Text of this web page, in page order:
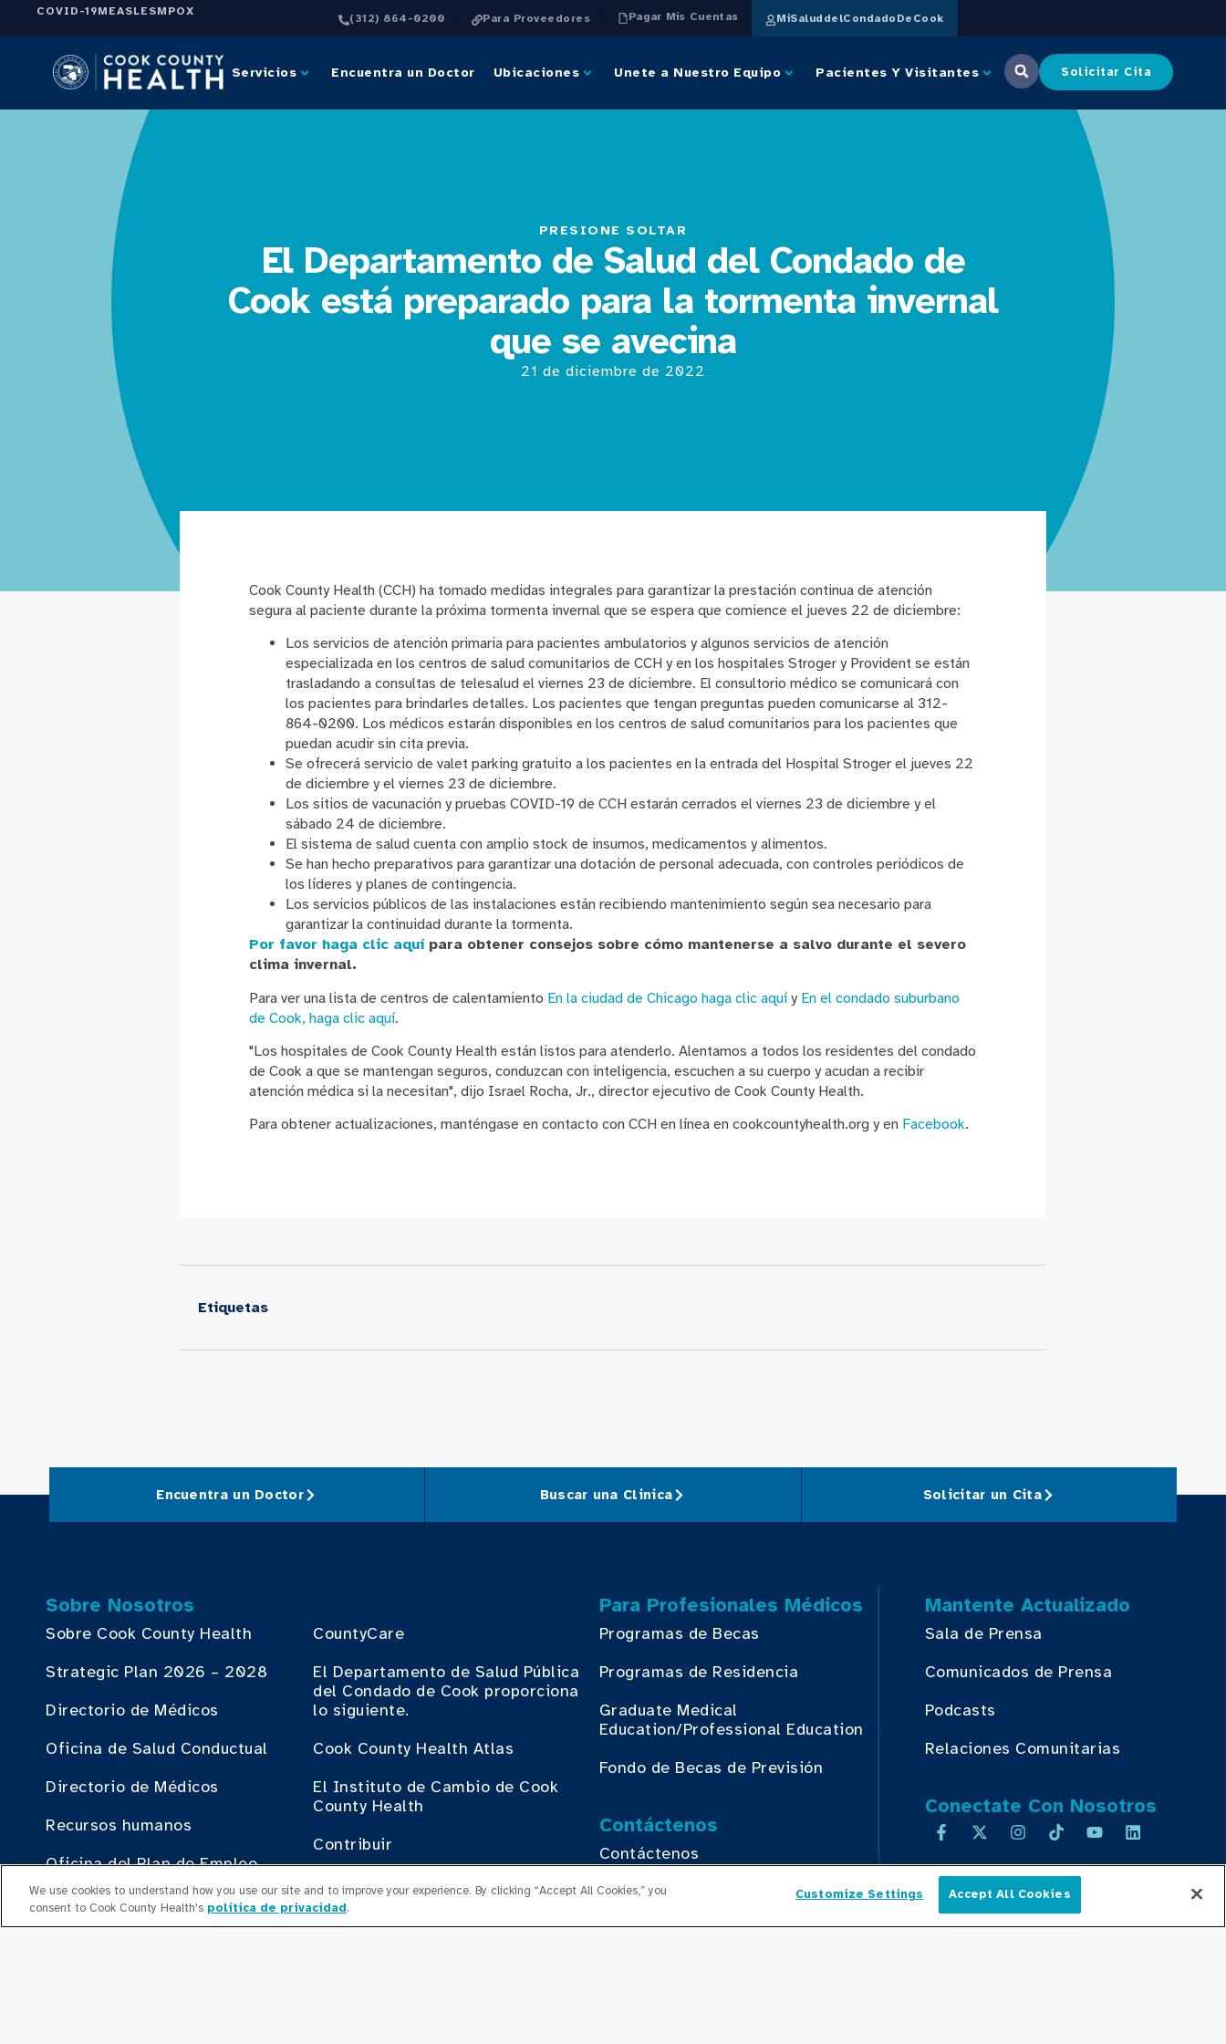
COVID-19MEASLESMPOX
(312) 864-0200 Para Proveedores Pagar Mis Cuentas MiSaluddelCondadoDeCook
Servicios Encuentra un Doctor Ubicaciones Unete a Nuestro Equipo Pacientes Y Visitantes Solicitar Cita
PRESIONE SOLTAR
El Departamento de Salud del Condado de
Cook está preparado para la tormenta invernal
que se avecina
21 de diciembre de 2022
Cook County Health (CCH) ha tomado medidas integrales para garantizar la prestación continua de atención
segura al paciente durante la próxima tormenta invernal que se espera que comience el jueves 22 de diciembre:
Los servicios de atención primaria para pacientes ambulatorios y algunos servicios de atención
especializada en los centros de salud comunitarios de CCH y en los hospitales Stroger y Provident se están
trasladando a consultas de telesalud el viernes 23 de diciembre. El consultorio médico se comunicará con
los pacientes para brindarles detalles. Los pacientes que tengan preguntas pueden comunicarse al 312-
864-0200. Los médicos estarán disponibles en los centros de salud comunitarios para los pacientes que
puedan acudir sin cita previa.
Se ofrecerá servicio de valet parking gratuito a los pacientes en la entrada del Hospital Stroger el jueves 22
de diciembre y el viernes 23 de diciembre.
Los sitios de vacunación y pruebas COVID-19 de CCH estarán cerrados el viernes 23 de diciembre y el
sábado 24 de diciembre.
El sistema de salud cuenta con amplio stock de insumos, medicamentos y alimentos.
Se han hecho preparativos para garantizar una dotación de personal adecuada, con controles periódicos de
los líderes y planes de contingencia.
Los servicios públicos de las instalaciones están recibiendo mantenimiento según sea necesario para
garantizar la continuidad durante la tormenta.
Por favor haga clic aquí para obtener consejos sobre cómo mantenerse a salvo durante el severo
clima invernal.
Para ver una lista de centros de calentamiento En la ciudad de Chicago haga clic aquí y En el condado suburbano
de Cook, haga clic aquí.
"Los hospitales de Cook County Health están listos para atenderlo. Alentamos a todos los residentes del condado
de Cook a que se mantengan seguros, conduzcan con inteligencia, escuchen a su cuerpo y acudan a recibir
atención médica si la necesitan", dijo Israel Rocha, Jr., director ejecutivo de Cook County Health.
Para obtener actualizaciones, manténgase en contacto con CCH en línea en cookcountyhealth.org y en Facebook.
Etiquetas
Encuentra un Doctor Buscar una Clinica Solicitar un Cita
Sobre Nosotros
Sobre Cook County Health
Strategic Plan 2026 – 2028
Directorio de Médicos
Oficina de Salud Conductual
Directorio de Médicos
Recursos humanos
Oficina del Plan de Empleo
Liderazgo Ejecutivo
CountyCare
El Departamento de Salud Pública
del Condado de Cook proporciona
lo siguiente.
Cook County Health Atlas
El Instituto de Cambio de Cook
County Health
Contribuir
Haciendo Negocios con Cook
County Health
Para Profesionales Médicos
Programas de Becas
Programas de Residencia
Graduate Medical
Education/Professional Education
Fondo de Becas de Previsión
Contáctenos
Contáctenos
Mantente Actualizado
Sala de Prensa
Comunicados de Prensa
Podcasts
Relaciones Comunitarias
Conectate Con Nosotros
Español
We use cookies to understand how you use our site and to improve your experience. By clicking “Accept All Cookies,” you
consent to Cook County Health's política de privacidad.
Customize Settings Accept All Cookies